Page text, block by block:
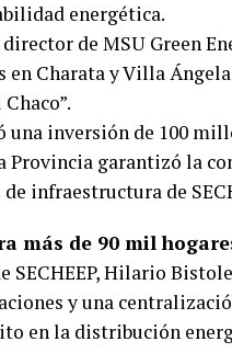
energética.
de MSU Green
en Charata y Villa
inversión de 100
Provincia garantizó la
infraestructura de
más de 90 mil
SECHEEP, Hilario
y una
en la distribución